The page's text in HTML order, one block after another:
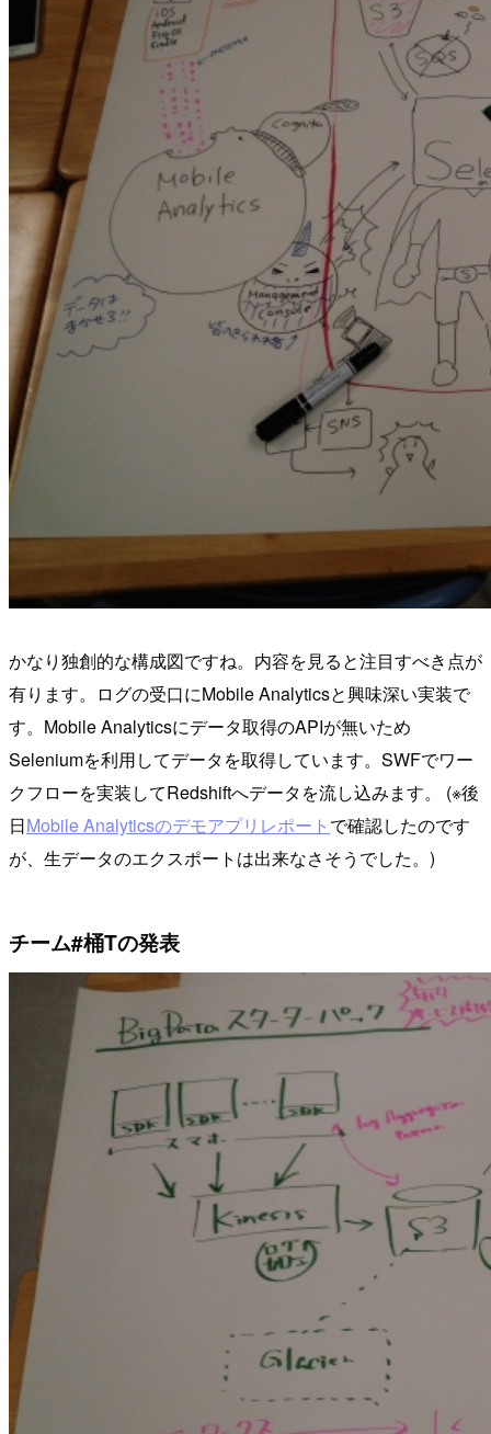
かなり独創的な構成図ですね。内容を見ると注目すべき点が
有ります。ログの受口にMobile Analyticsと興味深い実装で
す。Mobile Analyticsにデータ取得のAPIが無いため
Seleniumを利用してデータを取得しています。SWFでワー
クフローを実装してRedshiftへデータを流し込みます。 (※後
日Mobile Analyticsのデモアプリレポート で確認したのです
が、生データのエクスポートは出来なさそうでした。)
チーム#桶Tの発表